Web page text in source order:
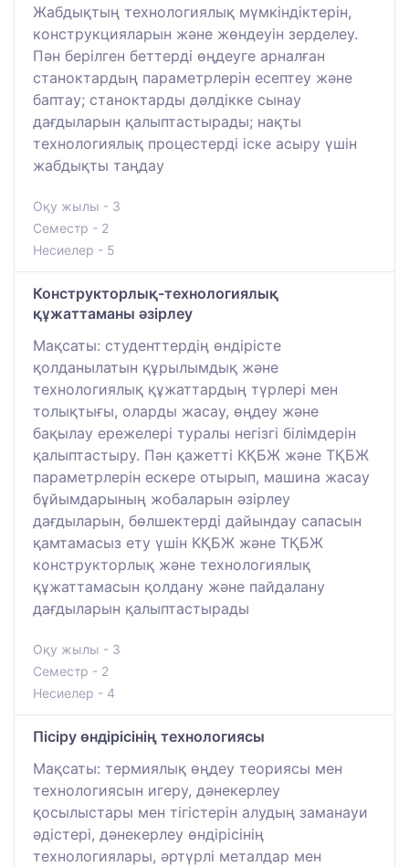
Жабдықтың технологиялық мүмкіндіктерін,
конструкцияларын және жөндеуін зерделеу.
Пән берілген беттерді өңдеуге арналған
станоктардың параметрлерін есептеу және
баптау; станоктарды дәлдікке сынау
дағдыларын қалыптастырады; нақты
технологиялық процестерді іске асыру үшін
жабдықты таңдау
Оқу жылы - 3
Семестр - 2
Несиелер - 5
Конструкторлық-технологиялық
құжаттаманы әзірлеу
Мақсаты: студенттердің өндірісте
қолданылатын құрылымдық және
технологиялық құжаттардың түрлері мен
толықтығы, оларды жасау, өңдеу және
бақылау ережелері туралы негізгі білімдерін
қалыптастыру. Пән қажетті КҚБЖ және ТҚБЖ
параметрлерін ескере отырып, машина жасау
бұйымдарының жобаларын әзірлеу
дағдыларын, бөлшектерді дайындау сапасын
қамтамасыз ету үшін КҚБЖ және ТҚБЖ
конструкторлық және технологиялық
құжаттамасын қолдану және пайдалану
дағдыларын қалыптастырады
Оқу жылы - 3
Семестр - 2
Несиелер - 4
Пісіру өндірісінің технологиясы
Мақсаты: термиялық өңдеу теориясы мен
технологиясын игеру, дәнекерлеу
қосылыстары мен тігістерін алудың заманауи
әдістері, дәнекерлеу өндірісінің
технологиялары, әртүрлі металдар мен